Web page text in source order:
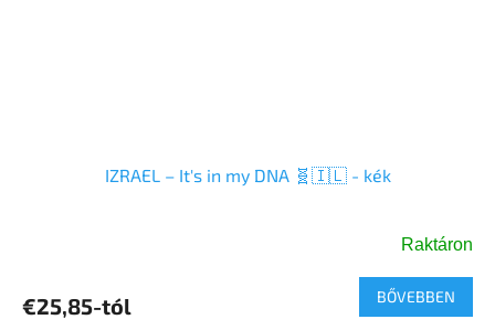
IZRAEL – It's in my DNA 🧬🇮🇱 - kék
Raktáron
€25,85-tól BŐVEBBEN